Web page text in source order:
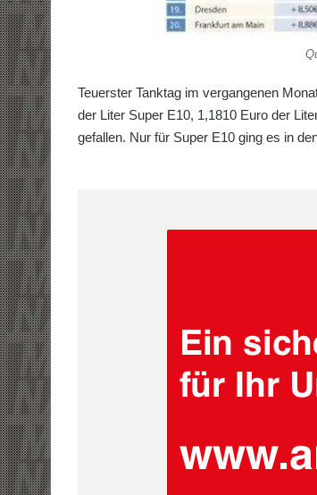
Teuerster Tanktag im vergangenen
der Liter Super E10, 1,1810 Euro der
gefallen. Nur für Super E10 ging es in